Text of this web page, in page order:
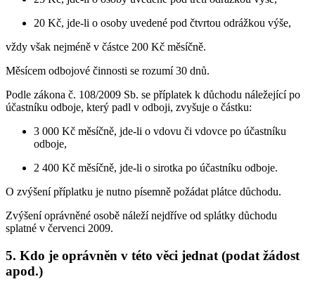
20 Kč, jde-li o osoby uvedené pod čtvrtou odrážkou výše,
vždy však nejméně v částce 200 Kč měsíčně.
Měsícem odbojové činnosti se rozumí 30 dnů.
Podle zákona č. 108/2009 Sb. se příplatek k důchodu náležející po
účastníku odboje, který padl v odboji, zvyšuje o částku:
3 000 Kč měsíčně, jde-li o vdovu či vdovce po účastníku
odboje,
2 400 Kč měsíčně, jde-li o sirotka po účastníku odboje.
O zvýšení příplatku je nutno písemně požádat plátce důchodu.
Zvýšení oprávněné osobě náleží nejdříve od splátky důchodu
splatné v červenci 2009.
5. Kdo je oprávněn v této věci jednat (podat žádost
apod.)